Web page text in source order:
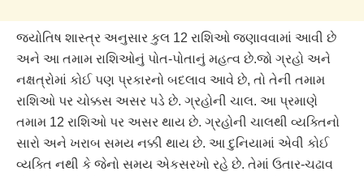
જ્યોતિષ શાસ્ત્ર અનુસાર કુલ 12 રાશિઓ જણાવવામાં આવી છે
અને આ તમામ રાશિઓનું પોત-પોતાનું મહત્વ છે.જો ગ્રહો અને
નક્ષત્રોમાં કોઈ પણ પ્રકારનો બદલાવ આવે છે, તો તેની તમામ
રાશિઓ પર ચોક્કસ અસર પડે છે. ગ્રહોની ચાલ. આ પ્રમાણે
તમામ 12 રાશિઓ પર અસર થાય છે. ગ્રહોની ચાલથી વ્યક્તિનો
સારો અને ખરાબ સમય નક્કી થાય છે. આ દુનિયામાં એવી કોઈ
વ્યક્તિ નથી કે જેનો સમય એકસરખો રહે છે. તેમાં ઉતાર-ચઢાવ